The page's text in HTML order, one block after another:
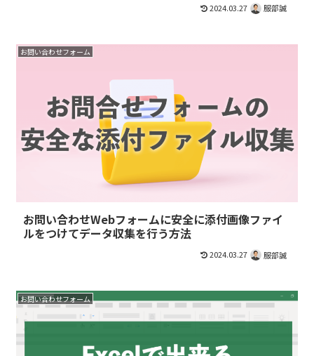
2024.03.27 服部誠
お問い合わせフォーム
お問い合わせWebフォームに安全に添付画像ファイ
ルをつけてデータ収集を行う方法
2024.03.27 服部誠
お問い合わせフォーム